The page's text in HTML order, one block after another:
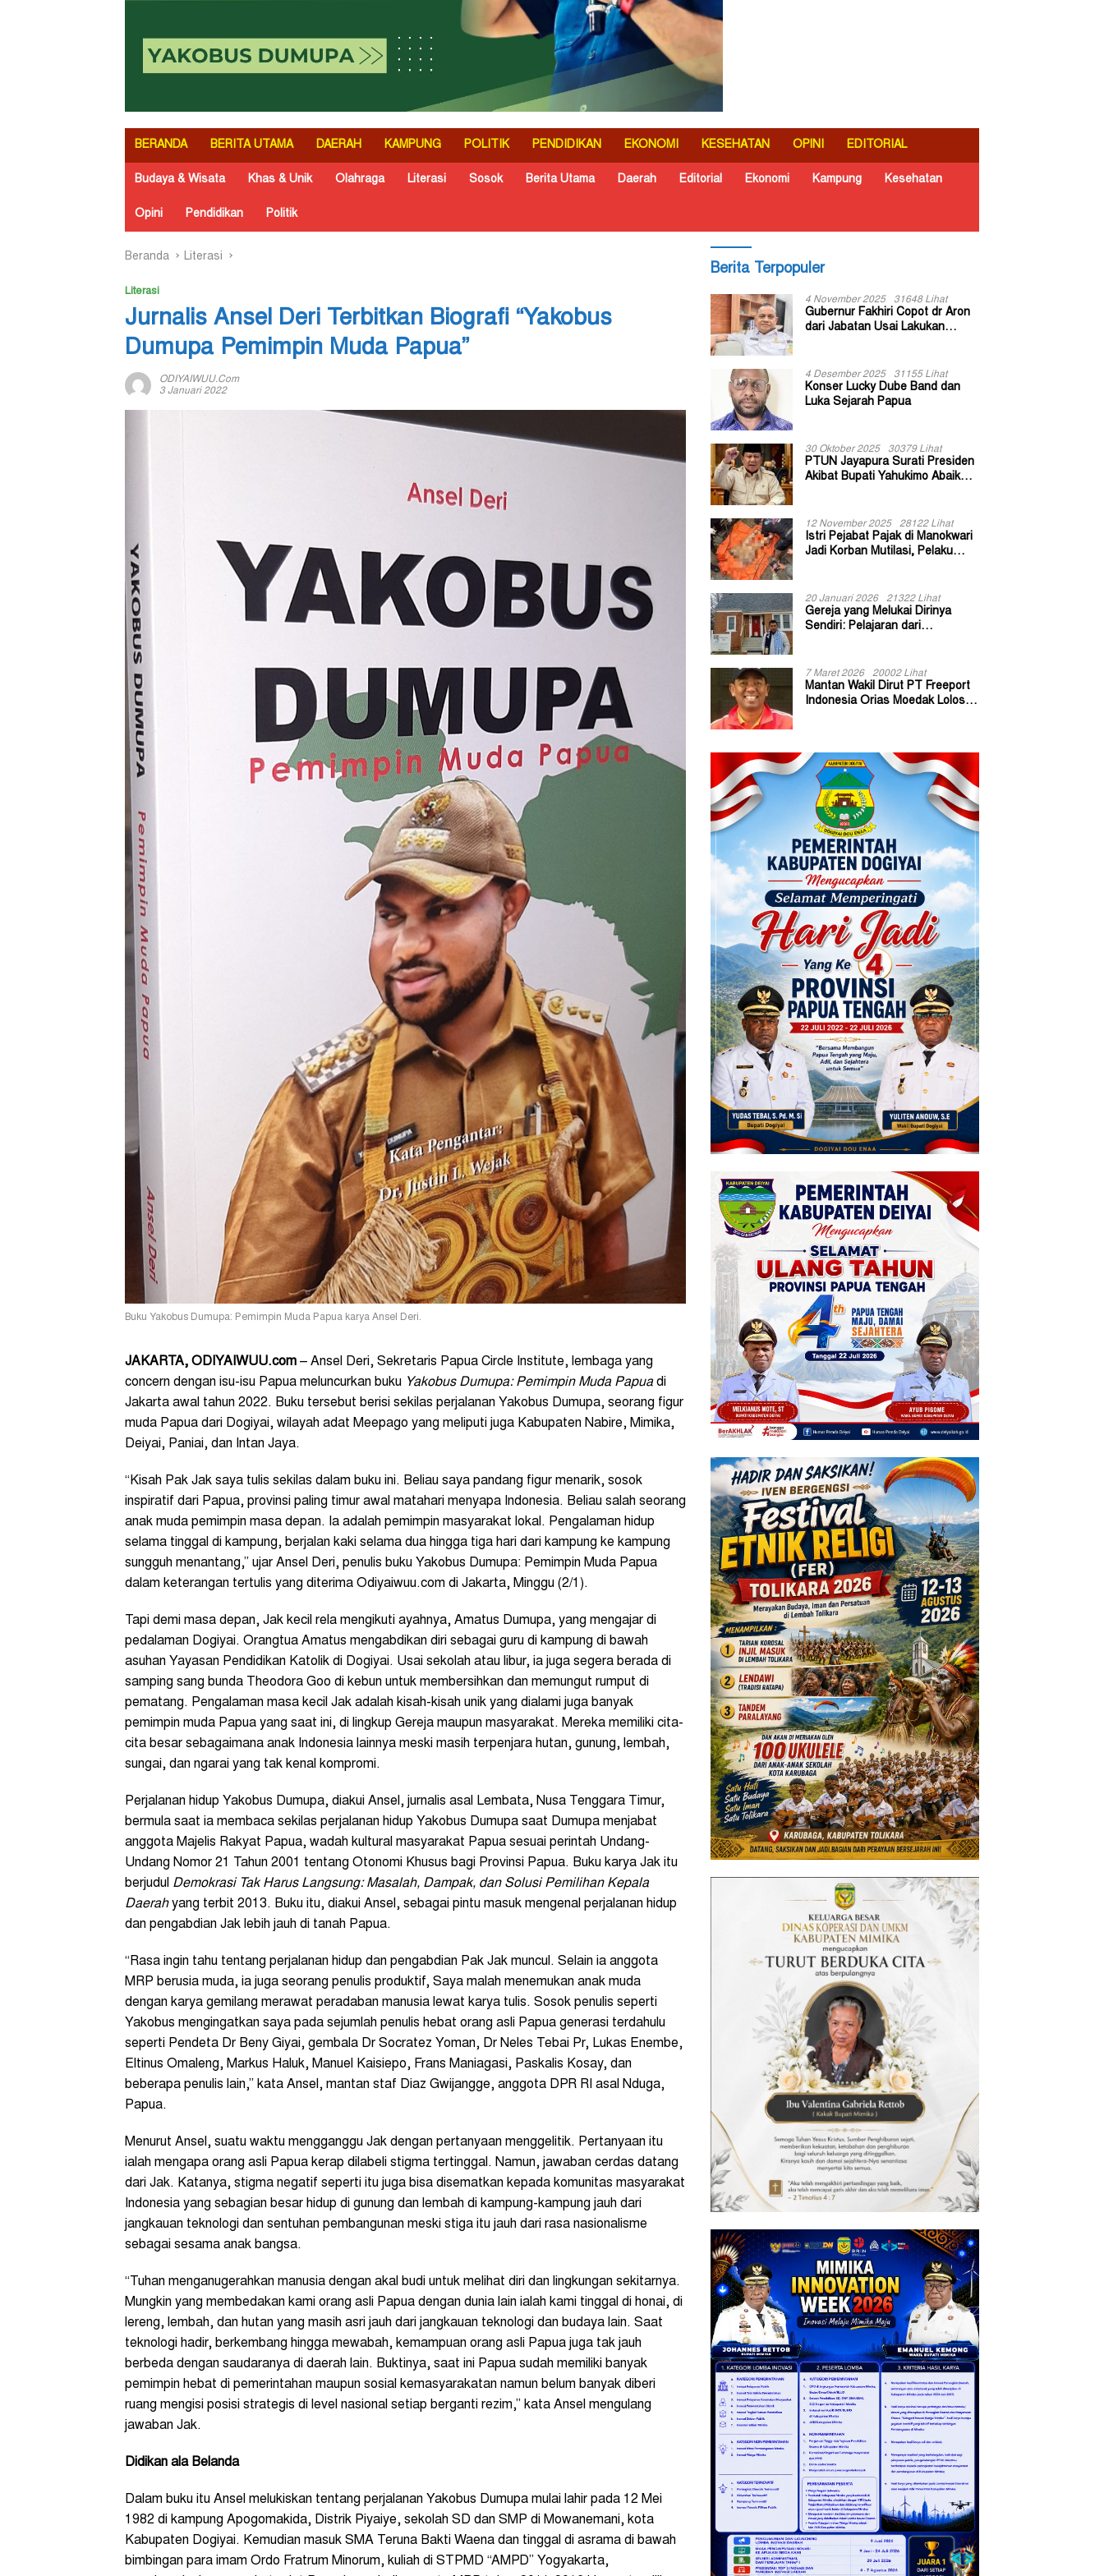
BERANDA BERITA UTAMA DAERAH KAMPUNG POLITIK PENDIDIKAN EKONOMI KESEHATAN OPINI EDITORIAL
Budaya & Wisata Khas & Unik Olahraga Literasi Sosok Berita Utama Daerah Editorial Ekonomi Kampung Kesehatan
Opini Pendidikan Politik
Beranda Literasi
Literasi
Jurnalis Ansel Deri Terbitkan Biografi “Yakobus
Dumupa Pemimpin Muda Papua”
ODIYAIWUU.com
3 Januari 2022
Buku Yakobus Dumupa: Pemimpin Muda Papua karya Ansel Deri.
JAKARTA, ODIYAIWUU.com – Ansel Deri, Sekretaris Papua Circle Institute, lembaga yang
concern dengan isu-isu Papua meluncurkan buku Yakobus Dumupa: Pemimpin Muda Papuadi
Jakarta awal tahun 2022. Buku tersebut berisi sekilas perjalanan Yakobus Dumupa, seorang figur
muda Papua dari Dogiyai, wilayah adat Meepago yang meliputi juga Kabupaten Nabire, Mimika,
Deiyai, Paniai, dan Intan Jaya.
“Kisah Pak Jak saya tulis sekilas dalam buku ini. Beliau saya pandang figur menarik, sosok
inspiratif dari Papua, provinsi paling timur awal matahari menyapa Indonesia. Beliau salah seorang
anak muda pemimpin masa depan. Ia adalah pemimpin masyarakat lokal. Pengalaman hidup
selama tinggal di kampung, berjalan kaki selama dua hingga tiga hari dari kampung ke kampung
sungguh menantang,” ujar Ansel Deri, penulis buku Yakobus Dumupa: Pemimpin Muda Papua
dalam keterangan tertulis yang diterima Odiyaiwuu.com di Jakarta, Minggu (2/1).
Tapi demi masa depan, Jak kecil rela mengikuti ayahnya, Amatus Dumupa, yang mengajar di
pedalaman Dogiyai. Orangtua Amatus mengabdikan diri sebagai guru di kampung di bawah
asuhan Yayasan Pendidikan Katolik di Dogiyai. Usai sekolah atau libur, ia juga segera berada di
samping sang bunda Theodora Goo di kebun untuk membersihkan dan memungut rumput di
pematang. Pengalaman masa kecil Jak adalah kisah-kisah unik yang dialami juga banyak
pemimpin muda Papua yang saat ini, di lingkup Gereja maupun masyarakat. Mereka memiliki cita-
cita besar sebagaimana anak Indonesia lainnya meski masih terpenjara hutan, gunung, lembah,
sungai, dan ngarai yang tak kenal kompromi.
Perjalanan hidup Yakobus Dumupa, diakui Ansel, jurnalis asal Lembata, Nusa Tenggara Timur,
bermula saat ia membaca sekilas perjalanan hidup Yakobus Dumupa saat Dumupa menjabat
anggota Majelis Rakyat Papua, wadah kultural masyarakat Papua sesuai perintah Undang-
Undang Nomor 21 Tahun 2001 tentang Otonomi Khusus bagi Provinsi Papua. Buku karya Jak itu
berjudul Demokrasi Tak Harus Langsung: Masalah, Dampak, dan Solusi Pemilihan Kepala
Daerahyang terbit 2013. Buku itu, diakui Ansel, sebagai pintu masuk mengenal perjalanan hidup
dan pengabdian Jak lebih jauh di tanah Papua.
“Rasa ingin tahu tentang perjalanan hidup dan pengabdian Pak Jak muncul. Selain ia anggota
MRP berusia muda, ia juga seorang penulis produktif, Saya malah menemukan anak muda
dengan karya gemilang merawat peradaban manusia lewat karya tulis. Sosok penulis seperti
Yakobus mengingatkan saya pada sejumlah penulis hebat orang asli Papua generasi terdahulu
seperti Pendeta Dr Beny Giyai, gembala Dr Socratez Yoman, Dr Neles Tebai Pr, Lukas Enembe,
Eltinus Omaleng, Markus Haluk, Manuel Kaisiepo, Frans Maniagasi, Paskalis Kosay, dan
beberapa penulis lain,” kata Ansel, mantan staf Diaz Gwijangge, anggota DPR RI asal Nduga,
Papua.
Menurut Ansel, suatu waktu mengganggu Jak dengan pertanyaan menggelitik. Pertanyaan itu
ialah mengapa orang asli Papua kerap dilabeli stigma tertinggal. Namun, jawaban cerdas datang
dari Jak. Katanya, stigma negatif seperti itu juga bisa disematkan kepada komunitas masyarakat
Indonesia yang sebagian besar hidup di gunung dan lembah di kampung-kampung jauh dari
jangkauan teknologi dan sentuhan pembangunan meski stiga itu jauh dari rasa nasionalisme
sebagai sesama anak bangsa.
“Tuhan menganugerahkan manusia dengan akal budi untuk melihat diri dan lingkungan sekitarnya.
Mungkin yang membedakan kami orang asli Papua dengan dunia lain ialah kami tinggal di honai, di
lereng, lembah, dan hutan yang masih asri jauh dari jangkauan teknologi dan budaya lain. Saat
teknologi hadir, berkembang hingga mewabah, kemampuan orang asli Papua juga tak jauh
berbeda dengan saudaranya di daerah lain. Buktinya, saat ini Papua sudah memiliki banyak
pemimpin hebat di pemerintahan maupun sosial kemasyarakatan namun belum banyak diberi
ruang mengisi posisi strategis di level nasional setiap berganti rezim,” kata Ansel mengulang
jawaban Jak.
Didikan ala Belanda
Dalam buku itu Ansel melukiskan tentang perjalanan Yakobus Dumupa mulai lahir pada 12 Mei
1982 di kampung Apogomakida, Distrik Piyaiye, sekolah SD dan SMP di Mowanemani, kota
Kabupaten Dogiyai. Kemudian masuk SMA Teruna Bakti Waena dan tinggal di asrama di bawah
bimbingan para imam Ordo Fratrum Minorum, kuliah di STPMD “AMPD” Yogyakarta,
Berita Terpopuler
4 November 2025 31648 Lihat
Gubernur Fakhiri Copot dr Aron
dari Jabatan Usai Lakukan
4 Desember 2025 31155 Lihat
Konser Lucky Dube Band dan
Luka Sejarah Papua
30 Oktober 2025 30379 Lihat
PTUN Jayapura Surati Presiden
Akibat Bupati Yahukimo Abaikan
12 November 2025 28122 Lihat
Istri Pejabat Pajak di Manokwari
Jadi Korban Mutilasi, Pelaku
20 Januari 2026 21322 Lihat
Gereja yang Melukai Dirinya
Sendiri: Pelajaran dari
7 Maret 2026 20002 Lihat
Mantan Wakil Dirut PT Freeport
Indonesia Orias Moedak Lolos